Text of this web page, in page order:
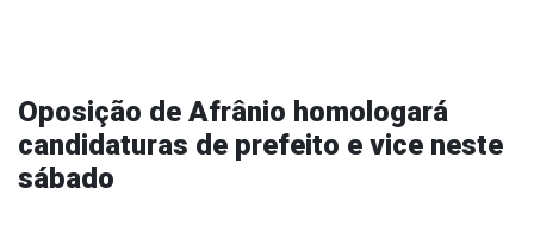
Oposição de Afrânio homologará
candidaturas de prefeito e vice neste
sábado